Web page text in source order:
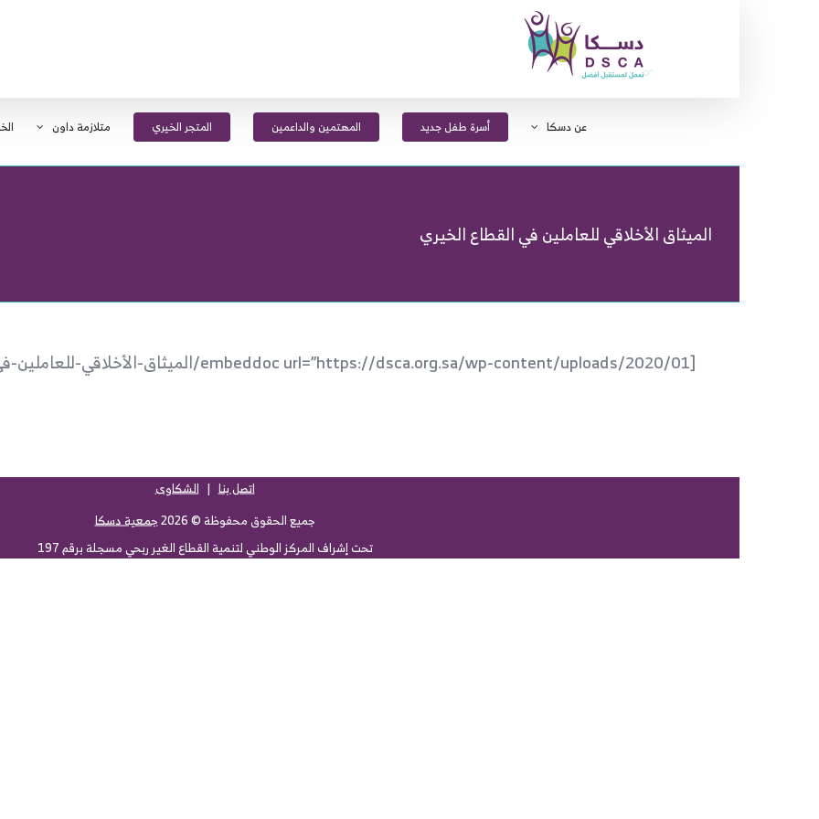
عن دسكا أسرة طفل جديد المهتمين والداعمين المتجر الخيري متلازمة داون
الميثاق الأخلاقي للعاملين في القطاع الخيري
[embeddoc url=”https://dsca.org.sa/wp-content/uploads/2020/01/الميثاق-الأخلاقي-للعاملين-في-القطاع-الخيري.pdf” download=”none”]
اتصل بنا|الشكاوى
جميع الحقوق محفوظة ©2026جمعية دسكا
تحت إشراف المركز الوطني لتنمية القطاع الغير ربحي مسجلة برقم 197